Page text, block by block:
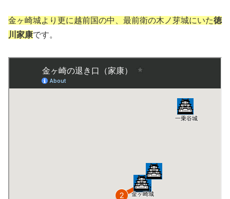
金ヶ崎城より更に越前国の中、最前衛の木ノ芽城にいた徳
川家康です。